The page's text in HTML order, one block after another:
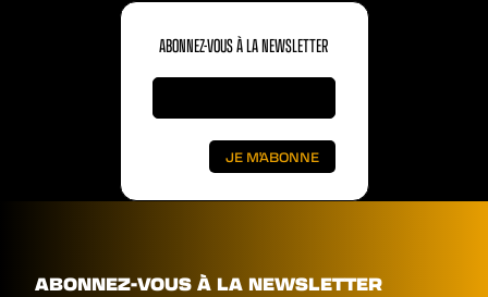
ABONNEZ-VOUS À LA NEWSLETTER
ABONNEZ-VOUS À LA NEWSLETTER